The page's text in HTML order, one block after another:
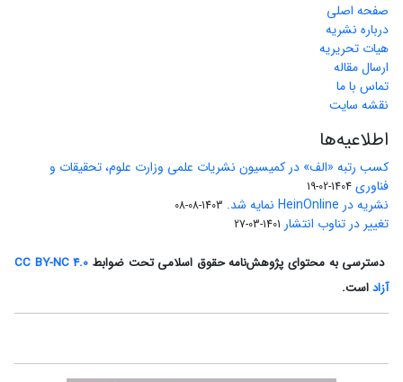
صفحه اصلی
درباره نشریه
هیات تحریریه
ارسال مقاله
تماس با ما
نقشه سایت
اطلاعیه‌ها
کسب رتبه «الف» در کمیسیون نشریات علمی وزارت علوم، تحقیقات و
فناوری 1404-02-19
نشریه در HeinOnline نمایه شد. 1403-08-08
تغییر در تناوب انتشار 1401-03-27
دسترسی به محتوای پژوهش‌نامه حقوق اسلامی تحت ضوابط CC BY-NC 4.0
آزاداست.